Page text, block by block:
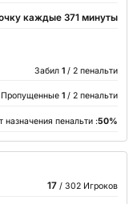
каждые 371 минуты
Забил 1 / 2 пенальти
Пропущенные 1 / 2 пенальти
назначения пенальти :50%
17/ 302 Игроков